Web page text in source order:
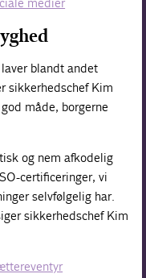
blandt andet
sikkerhedschef Kim
måde, borgerne
og nem afkodelig
certificeringer, vi
selvfølgelig har.
sikkerhedschef Kim